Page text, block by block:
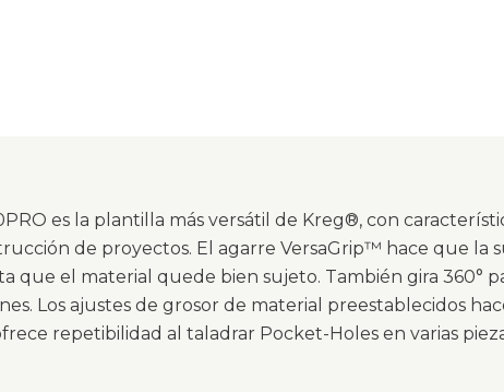
es la plantilla más versátil de Kreg®, con
de proyectos. El agarre VersaGrip™ hace que la
que el material quede bien sujeto. También gira 360°
Los ajustes de grosor de material preestablecidos
repetibilidad al taladrar Pocket-Holes en varias